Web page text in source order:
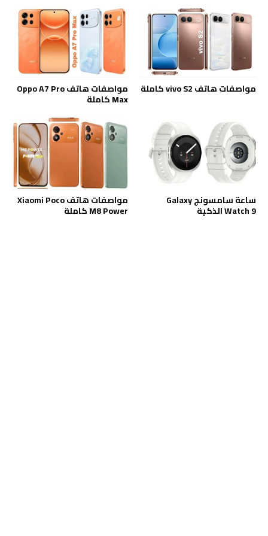
مواصفات هاتف vivo S2 كاملة مواصفات هاتف Oppo A7 Pro
Max كاملة
ساعة سامسونج Galaxy
Watch 9 الذكية
مواصفات هاتف Xiaomi Poco
M8 Power كاملة